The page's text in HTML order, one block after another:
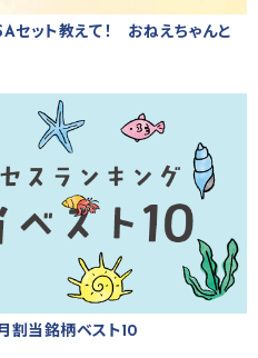
ット教えて！ おねえちゃんと
割当銘柄ベスト10